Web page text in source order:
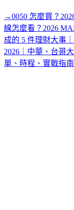
→0050 怎麼買？
線怎麼看？2026
成的 5 件理財大事
2026｜中華、台哥
單、時程、實戰指南